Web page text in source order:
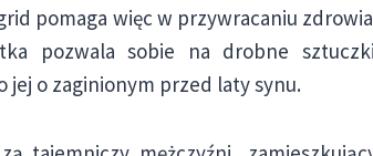
pomaga więc w przywracaniu
pozwala sobie na drobne
jej o zaginionym przed laty synu.